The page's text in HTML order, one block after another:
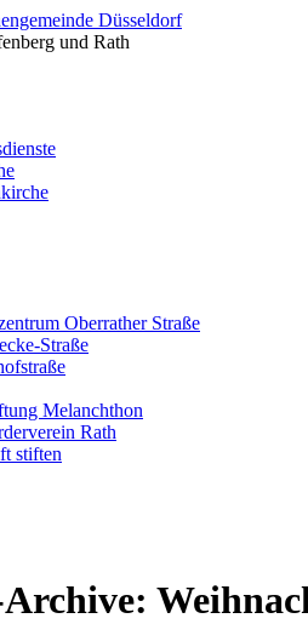
Düsseldorf
und Rath
Oberrather Straße
Straße
Melanchthon
Rath
stiften